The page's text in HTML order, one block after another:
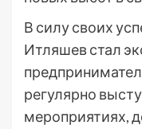
В силу своих
Итляшев стал
регулярно
мероприятиях,